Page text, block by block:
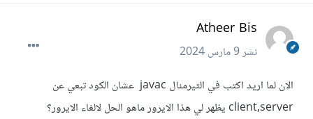
Atheer Bis
نشر9 مارس 2024
الان لما اريد اكتب في التيرمنال javac عشان الكود تبعي عن
client,server يظهر لي هذا الايرور ماهو الحل لالغاء الايرور؟